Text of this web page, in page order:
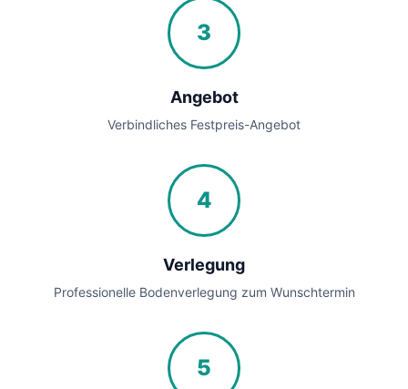
3
Angebot
Verbindliches Festpreis-Angebot
4
Verlegung
Professionelle Bodenverlegung zum Wunschtermin
5